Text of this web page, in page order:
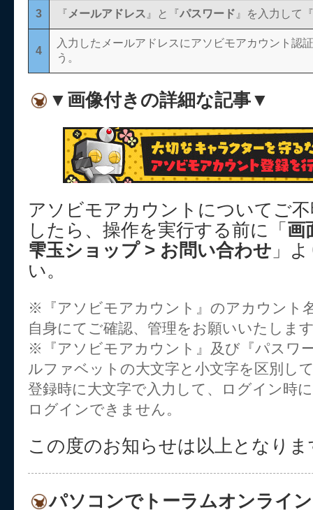
3 『 メールアドレス 』と『パスワード 』を入力して『
4
入力したメールアドレスにアソビモアカウント認
う。
▼画像付きの詳細な記事▼
アソビモアカウントについてご
したら、操作を実行する前に「 画
雫玉ショップ > お問い合わせ 」
い。
※『アソビモアカウント』のアカウント
自身にてご確認、管理をお願いいたしま
※『アソビモアカウント』及び『パスワ
ルファベットの大文字と小文字を区別し
登録時に大文字で入力して、ログイン時
ログインできません。
この度のお知らせは以上となりま
パソコンでトーラムオンライ